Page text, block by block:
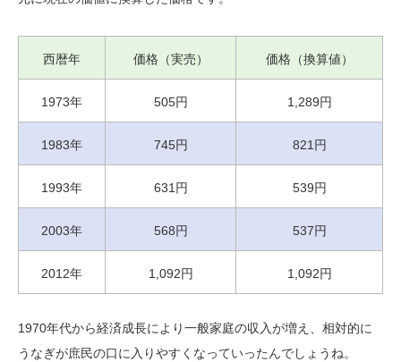
西暦年 価格（実売） 価格（換算値）
1973年 505円 1,289円
1983年 745円 821円
1993年 631円 539円
2003年 568円 537円
2012年 1,092円 1,092円
1970年代から経済成長により一般家庭の収入が増え、相対的に
うなぎが庶民の口に入りやすくなっていったんでしょうね。